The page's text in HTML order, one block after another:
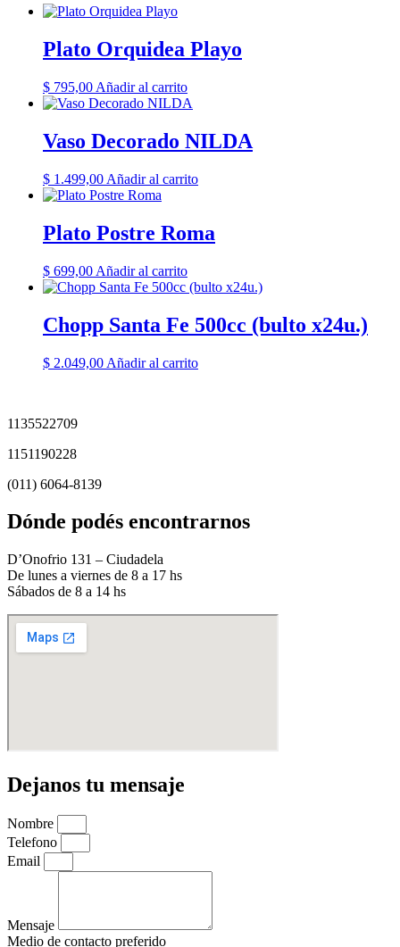
Plato Orquidea Playo
$ 795,00 Añadir al carrito
Vaso Decorado NILDA
$ 1.499,00 Añadir al carrito
Plato Postre Roma
$ 699,00 Añadir al carrito
Chopp Santa Fe 500cc (bulto x24u.)
$ 2.049,00 Añadir al carrito
1135522709
1151190228
(011) 6064-8139
Dónde podés encontrarnos
D’Onofrio 131 – Ciudadela
De lunes a viernes de 8 a 17 hs
Sábados de 8 a 14 hs
Dejanos tu mensaje
Nombre
Telefono
Email
Mensaje
Medio de contacto preferido